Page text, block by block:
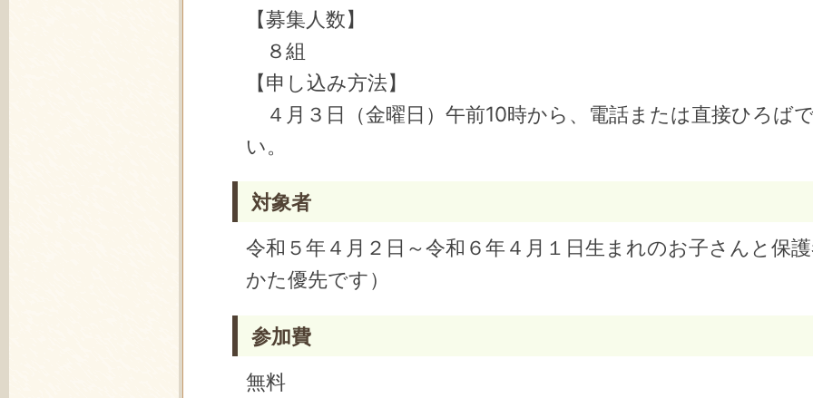
【募集人数】
８組
【申し込み方法】
４月３日（金曜日）午前10時から、電話または直接ひろば
い。
対象者
令和５年４月２日～令和６年４月１日生まれのお子さんと保
かた優先です）
参加費
無料